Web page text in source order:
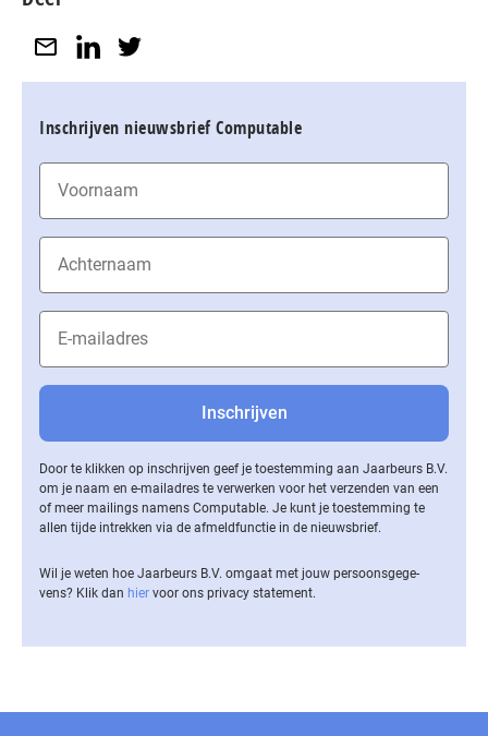
Inschrijven nieuwsbrief Computable
Door te klikken op inschrijven geef je toestemming aan Jaarbeurs B.V.
om je naam en e-mailadres te verwerken voor het verzenden van een
of meer mailings namens Computable. Je kunt je toestemming te
allen tijde intrekken via de af­meld­func­tie in de nieuwsbrief.
Wil je weten hoe Jaarbeurs B.V. omgaat met jouw per­soons­ge­ge­
vens? Klik dan hier voor ons privacy statement.